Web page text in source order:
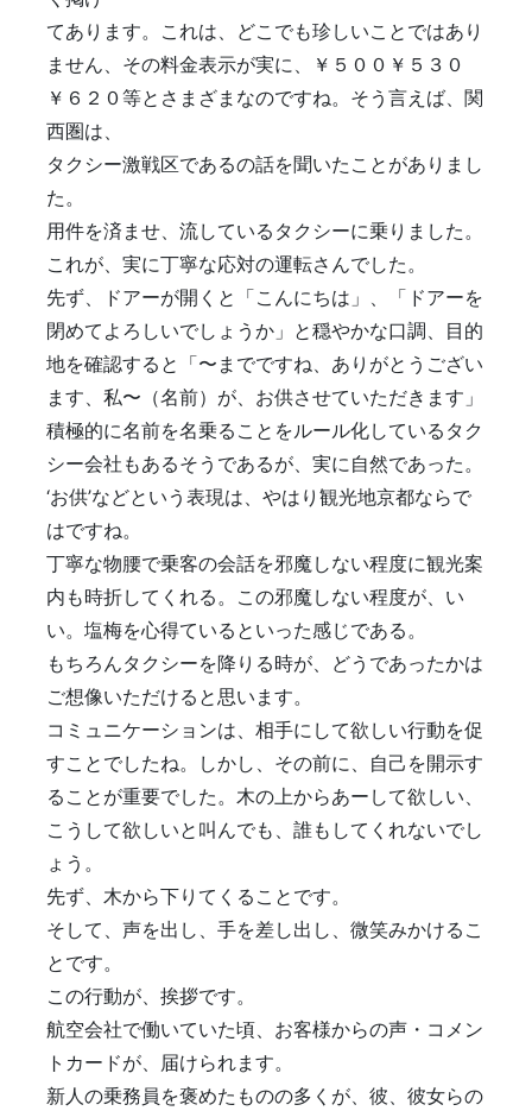
てあります。これは、どこでも珍しいことではあり
ません、その料金表示が実に、￥５００￥５３０
￥６２０等とさまざまなのですね。そう言えば、関
西圏は、
タクシー激戦区であるの話を聞いたことがありまし
た。
用件を済ませ、流しているタクシーに乗りました。
これが、実に丁寧な応対の運転さんでした。
先ず、ドアーが開くと「こんにちは」、「ドアーを
閉めてよろしいでしょうか」と穏やかな口調、目的
地を確認すると「〜までですね、ありがとうござい
ます、私〜（名前）が、お供させていただきます」
積極的に名前を名乗ることをルール化しているタク
シー会社もあるそうであるが、実に自然であった。
‘お供’などという表現は、やはり観光地京都ならで
はですね。
丁寧な物腰で乗客の会話を邪魔しない程度に観光案
内も時折してくれる。この邪魔しない程度が、い
い。塩梅を心得ているといった感じである。
もちろんタクシーを降りる時が、どうであったかは
ご想像いただけると思います。
コミュニケーションは、相手にして欲しい行動を促
すことでしたね。しかし、その前に、自己を開示す
ることが重要でした。木の上からあーして欲しい、
こうして欲しいと叫んでも、誰もしてくれないでし
ょう。
先ず、木から下りてくることです。
そして、声を出し、手を差し出し、微笑みかけるこ
とです。
この行動が、挨拶です。
航空会社で働いていた頃、お客様からの声・コメン
トカードが、届けられます。
新人の乗務員を褒めたものの多くが、彼、彼女らの